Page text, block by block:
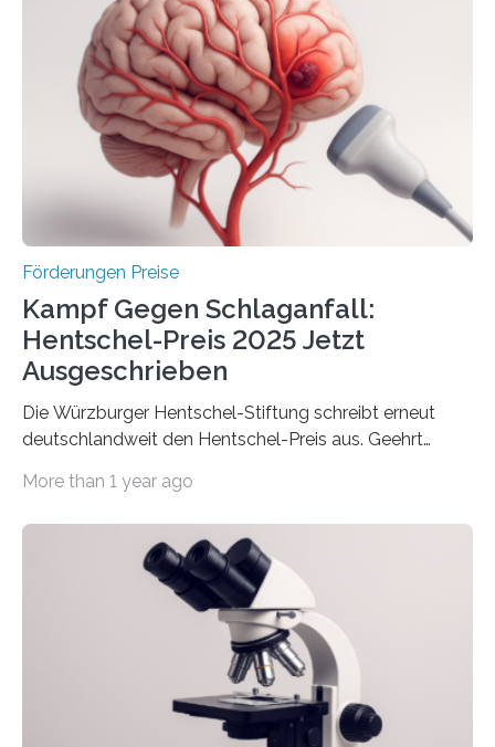
Industrieforschungsprogramme Industrielle
Gemeinschaftsforschung (IGF), Zentrales
Innovationsprogramm Mittelstand (ZIM) und
Innovationskompetenz INNO-KOM. Auf dem
Innovationstag Mittelstand 2025 am 5. Juni 2025 in
Berlin überbrachte das Bundesministerium für
Wirtschaft und Energie eine gute Nachricht:
Überplanmäßige Verpflichtungsermächtigungen in
Förderungen Preise
Kampf Gegen Schlaganfall:
Hentschel-Preis 2025 Jetzt
Ausgeschrieben
Die Würzburger Hentschel-Stiftung schreibt erneut
deutschlandweit den Hentschel-Preis aus. Geehrt
hochrangige wissenschaftliche Publikation zum Thema
Schlaganfall“ mit Sitz in Würzburg fördert die
Schlaganfallforschung, um die Behandlung der
Betroffenen zu verbessern. Dazu schreibt sie auch in
diesem Jahr wieder deutschlandweit den Hentschel-
Preis aus. Er richtet sich gezielt an jüngere
Forscherinnen und Forscher unter 40 Jahren. Geehrt
werden soll eine herausragende Doktorarbeit oder eine
hochrangige wissenschaftliche Publikation zum Thema
More than 1 year ago